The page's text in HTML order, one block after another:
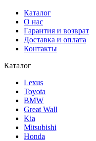
Каталог
О нас
Гарантия и возврат
Доставка и оплата
Контакты
Каталог
Lexus
Toyota
BMW
Great Wall
Kia
Mitsubishi
Honda